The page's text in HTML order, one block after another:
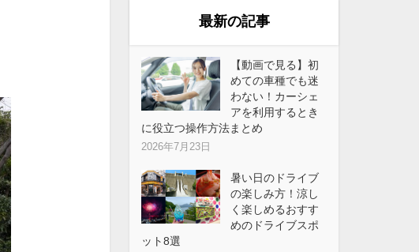
最新の記事
【動画で見る】初
めての車種でも迷
わない！カーシェ
アを利用するとき
に役立つ操作方法まとめ
2026年7月23日
暑い日のドライブ
の楽しみ方！涼し
く楽しめるおすす
めのドライブスポ
ット8選